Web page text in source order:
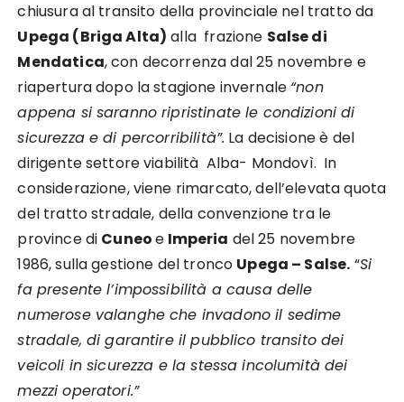
chiusura al transito della provinciale nel tratto da
Upega (Briga Alta) alla frazione Salse di
Mendatica, con decorrenza dal 25 novembre e
riapertura dopo la stagione invernale “non
appena si saranno ripristinate le condizioni di
sicurezza e di percorribilità”. La decisione è del
dirigente settore viabilità Alba- Mondovì. In
considerazione, viene rimarcato, dell’elevata quota
del tratto stradale, della convenzione tra le
province di Cuneoe Imperia del 25 novembre
1986, sulla gestione del tronco Upega – Salse. “Si
fa presente l’impossibilità a causa delle
numerose valanghe che invadono il sedime
stradale, di garantire il pubblico transito dei
veicoli in sicurezza e la stessa incolumità dei
mezzi operatori.”